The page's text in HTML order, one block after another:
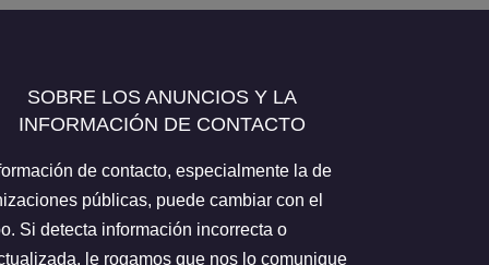
SOBRE LOS ANUNCIOS Y LA
INFORMACIÓN DE CONTACTO
de contacto, especialmente la de
públicas, puede cambiar con el
Si detecta información incorrecta o
le rogamos que nos lo comunique